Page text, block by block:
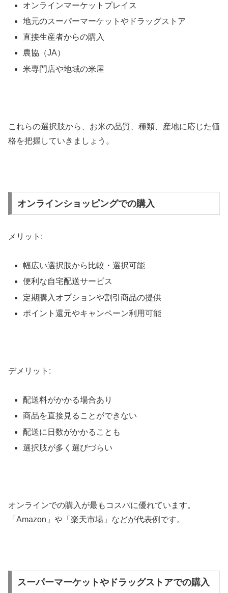
オンラインマーケットプレイス
地元のスーパーマーケットやドラッグストア
直接生産者からの購入
農協（JA）
米専門店や地域の米屋
これらの選択肢から、お米の品質、種類、産地に応じた価
格を把握していきましょう。
オンラインショッピングでの購入
メリット:
幅広い選択肢から比較・選択可能
便利な自宅配送サービス
定期購入オプションや割引商品の提供
ポイント還元やキャンペーン利用可能
デメリット:
配送料がかかる場合あり
商品を直接見ることができない
配送に日数がかかることも
選択肢が多く選びづらい
オンラインでの購入が最もコスパに優れています。
「Amazon」や「楽天市場」などが代表例です。
スーパーマーケットやドラッグストアでの購入